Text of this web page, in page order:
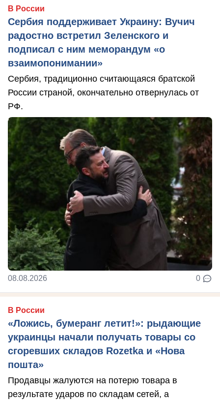
В России
Сербия поддерживает Украину: Вучич
радостно встретил Зеленского и
подписал с ним меморандум «о
взаимопонимании»
Сербия, традиционно считающаяся братской
России страной, окончательно отвернулась от
РФ.
08.08.2026 0
В России
«Ложись, бумеранг летит!»: рыдающие
украинцы начали получать товары со
сгоревших складов Rozetka и «Нова
пошта»
Продавцы жалуются на потерю товара в
результате ударов по складам сетей, а